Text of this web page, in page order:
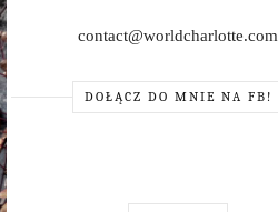
contact@worldcharlotte.com
DOŁĄCZ DO MNIE NA FB!